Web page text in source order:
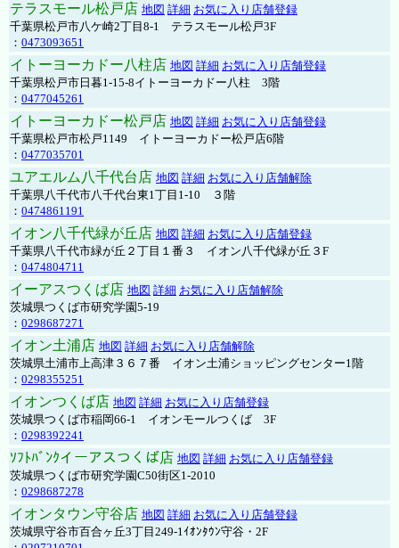
テラスモール松戸店 地図 詳細 お気に入り店舗登録
千葉県松戸市八ケ崎2丁目8-1 テラスモール松戸3F
： 0473093651
イトーヨーカドー八柱店 地図 詳細 お気に入り店舗登録
千葉県松戸市日暮1-15-8イトーヨーカドー八柱 3階
： 0477045261
イトーヨーカドー松戸店 地図 詳細 お気に入り店舗登録
千葉県松戸市松戸1149 イトーヨーカドー松戸店6階
： 0477035701
ユアエルム八千代台店 地図 詳細 お気に入り店舗解除
千葉県八千代市八千代台東1丁目1-10 ３階
： 0474861191
イオン八千代緑が丘店 地図 詳細 お気に入り店舗登録
千葉県八千代市緑が丘２丁目１番３ イオン八千代緑が丘３F
： 0474804711
イーアスつくば店 地図 詳細 お気に入り店舗解除
茨城県つくば市研究学園5-19
： 0298687271
イオン土浦店 地図 詳細 お気に入り店舗解除
茨城県土浦市上高津３６７番 イオン土浦ショッピングセンター1階
： 0298355251
イオンつくば店 地図 詳細 お気に入り店舗登録
茨城県つくば市稲岡66-1 イオンモールつくば 3F
： 0298392241
ｿﾌﾄﾊﾞﾝｸイーアスつくば店 地図 詳細 お気に入り店舗登録
茨城県つくば市研究学園C50街区1-2010
： 0298687278
イオンタウン守谷店 地図 詳細 お気に入り店舗登録
茨城県守谷市百合ヶ丘3丁目249-1ｲｵﾝﾀｳﾝ守谷・2F